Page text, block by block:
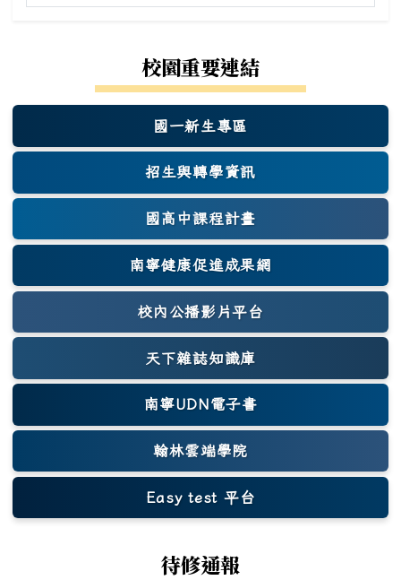
開始舊
校園重要連結
國一新生專區
(另開新視窗)
招生與轉學資訊
國高中課程計畫
南寧健康促進成果網
(另開新視窗)
校內公播影片平台
天下雜誌知識庫
(另開新視窗)
南寧UDN電子書
翰林雲端學院
Easy test 平台
(另開新視窗)
待修通報